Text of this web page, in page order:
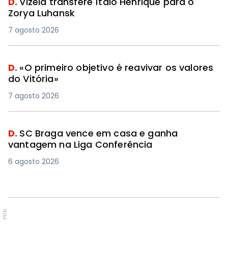
Zorya Luhansk
7 agosto 2026
D. «O primeiro objetivo é reavivar os valores
do Vitória»
7 agosto 2026
D. SC Braga vence em casa e ganha
vantagem na Liga Conferência
6 agosto 2026
PUB.